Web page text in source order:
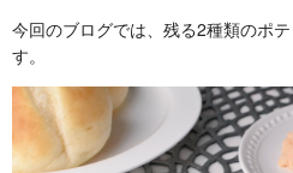
今回のブログでは、残る2種類のポ
す。